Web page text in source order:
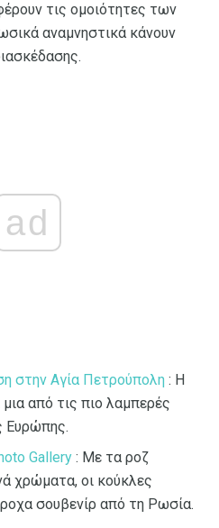
τις ομοιότητες των
αναμνηστικά κάνουν
ad
στην Αγία Πετρούπολη : Η
από τις πιο λαμπερές
Ευρώπης.
Gallery : Με τα ροζ
χρώματα, οι κούκλες
σουβενίρ από τη Ρωσία.